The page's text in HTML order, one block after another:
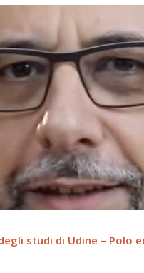
studi di Udine – Polo